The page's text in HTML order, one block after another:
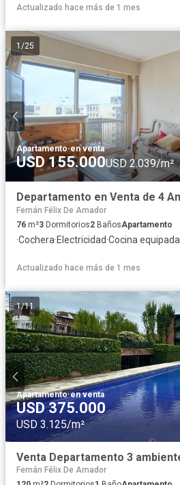
Actualizado hace más de 1 mes
1 /25
Apartamento·en venta
USD 155.000USD 2.039/m²
Fernán Félix De Amador
76 m²3 Dormitorios2 BañosApartamento
·Cochera·Electricidad·Cocina equipada
Actualizado hace más de 1 mes
1/11
Apartamento·en venta
USD 375.000
USD 3.125/m²
Fernán Félix De Amador